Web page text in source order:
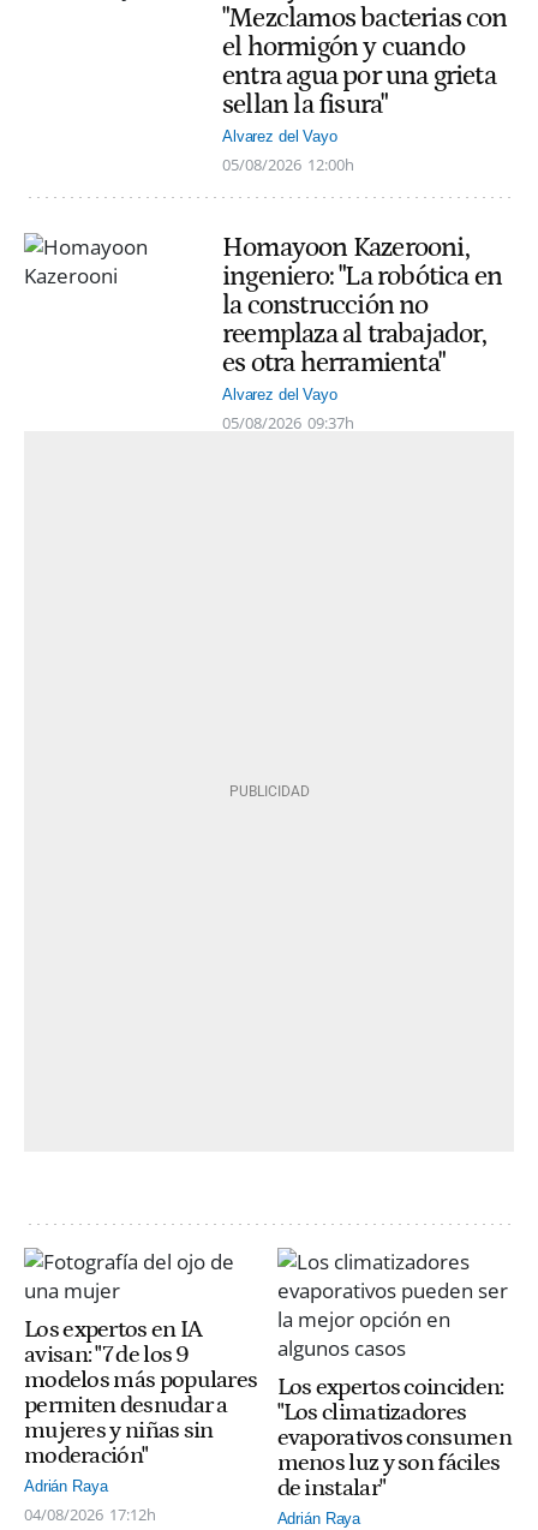
"Mezclamos bacterias con
el hormigón y cuando
entra agua por una grieta
sellan la fisura"
Alvarez del Vayo
05/08/2026 12:00h
Homayoon Kazerooni,
ingeniero: "La robótica en
la construcción no
reemplaza al trabajador,
es otra herramienta"
Alvarez del Vayo
05/08/2026 09:37h
Los expertos en IA
avisan: "7 de los 9
modelos más populares
permiten desnudar a
mujeres y niñas sin
moderación"
Adrián Raya
04/08/2026 17:12h
Los expertos coinciden:
"Los climatizadores
evaporativos consumen
menos luz y son fáciles
de instalar"
Adrián Raya